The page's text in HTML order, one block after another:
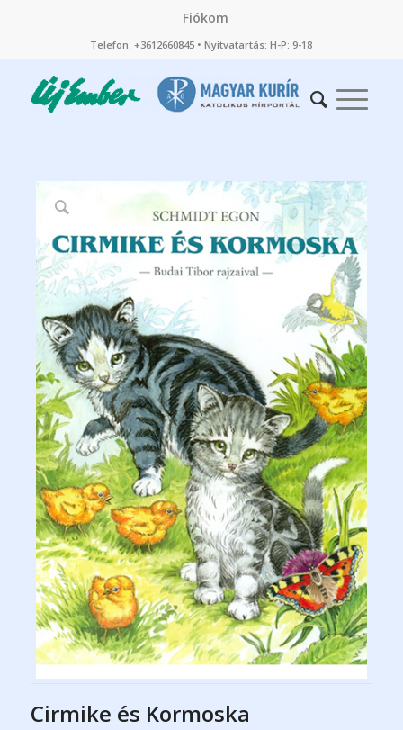
Fiókom
Telefon: +3612660845 • Nyitvatartás: H-P: 9-18
Cirmike és Kormoska